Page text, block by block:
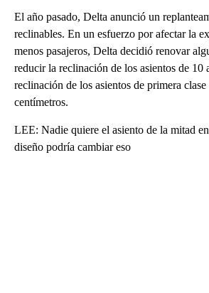
El año pasado, Delta anunció un
reclinables. En un esfuerzo por afectar la
menos pasajeros, Delta decidió renovar
reducir la reclinación de los asientos de 10
reclinación de los asientos de primera
centímetros.
LEE: Nadie quiere el asiento de la mitad
diseño podría cambiar eso